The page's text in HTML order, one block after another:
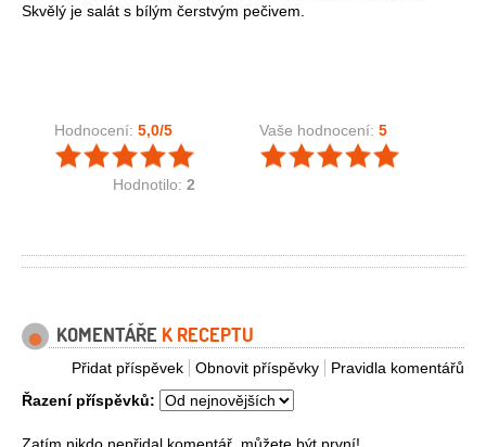
Skvělý je salát s bílým čerstvým pečivem.
Hodnocení: 5,0/5
Hodnotilo: 2
Vaše hodnocení: 5
KOMENTÁŘE K RECEPTU
Pravidla komentářů
Obnovit příspěvky
Přidat příspěvek
Řazení příspěvků: